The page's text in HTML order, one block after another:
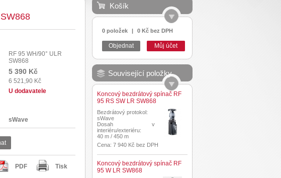
RF 95 WH/90° ULR
SW868
5 390 Kč
6 521,90 Kč
U dodavatele
sWave
Tisk
PDF
Košík
0 položek | 0 Kč bez DPH
Objednat Můj účet
Související položky
Koncový bezdrátový spínač RF
95 RS SW LR SW868
Bezdrátový protokol:
sWave
Dosah v
interiéru/exteriéru:
40 m / 450 m
Cena: 7 940 Kč bez DPH
Koncový bezdrátový spínač RF
95 W LR SW868